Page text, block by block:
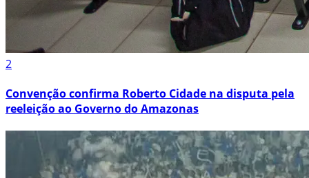
2
Convenção confirma Roberto Cidade na disputa pela
reeleição ao Governo do Amazonas